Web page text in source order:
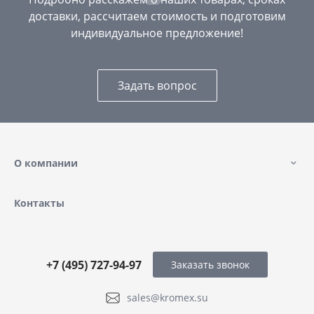
доставки, рассчитаем стоимость и подготовим
индивидуальное предложение!
Задать вопрос
О компании
Контакты
sales@kromex.su
+7 (495) 727-94-97 Заказать звонок